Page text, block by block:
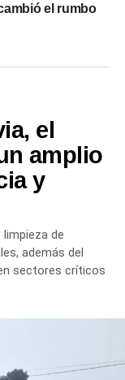
el rumbo
el
amplio
y
de
además del
sectores críticos